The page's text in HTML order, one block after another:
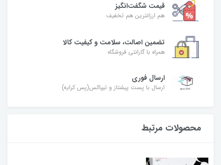
قیمت شگفت‌انگیز
هم ارزانترین هم تخفیف
تضمین اصالت، سلامت و کیفیت کالا
همراه با گارانتی فروشگاه
ارسال فوری
ارسال با پست پیشتاز و تیپاکس(پس کرایه)
محصولات مرتبط